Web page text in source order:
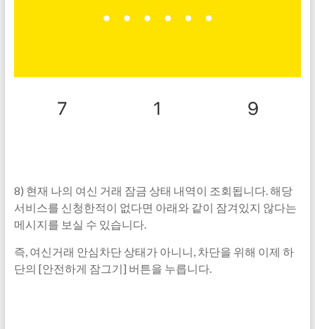
8) 현재 나의 여신 거래 잠금 상태 내역이 조회됩니다. 해당
서비스를 신청한적이 없다면 아래와 같이 잠겨있지 않다는
메시지를 보실 수 있습니다.
즉, 여신거래 안심차단 상태가 아니니, 차단을 위해 이제 하
단의 [안전하게 잠그기] 버튼을 누릅니다.